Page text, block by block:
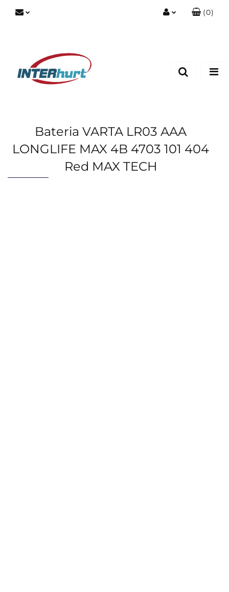
(0)
Bateria VARTA LR03 AAA
LONGLIFE MAX 4B 4703 101 404
Red MAX TECH